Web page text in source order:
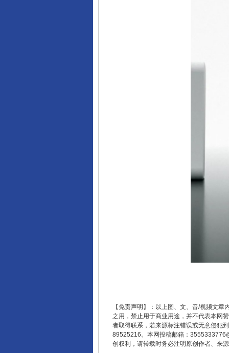
【免责声明】：以上图、文、音/视频文
之用，禁止用于商业用途，并不代表本网
者取得联系，若来源标注错误或无意侵犯
89525216。本网投稿邮箱：
创权利，请转载时务必注明原创作者、来